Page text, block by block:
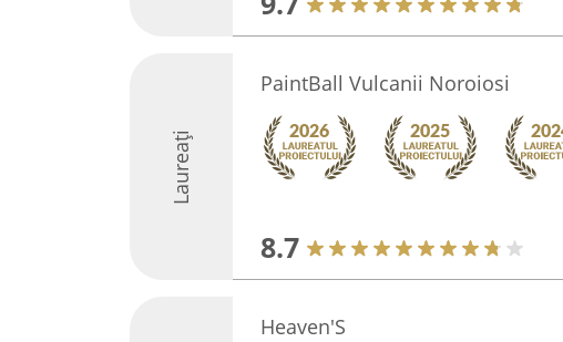
Laureați
PaintBall Vulcanii Noroiosi
8.7
Heaven'S